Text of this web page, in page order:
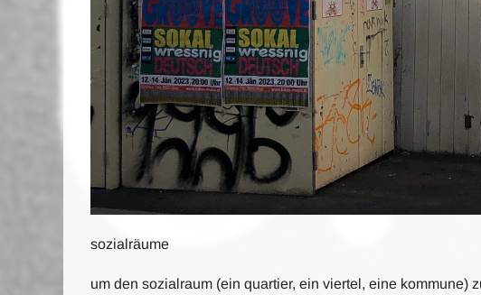
sozialräume
um den sozialraum (ein quartier, ein viertel, eine kommune)